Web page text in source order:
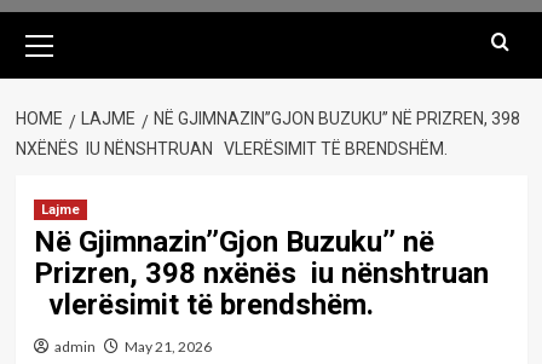
Menu
HOME LAJME
NË GJIMNAZIN’’GJON BUZUKU’’ NË PRIZREN, 398
NXËNËS IU NËNSHTRUAN VLERËSIMIT TË BRENDSHËM.
Lajme
Në Gjimnazin’’Gjon Buzuku’’ në
Prizren, 398 nxënës iu nënshtruan
vlerësimit të brendshëm.
admin May 21, 2026